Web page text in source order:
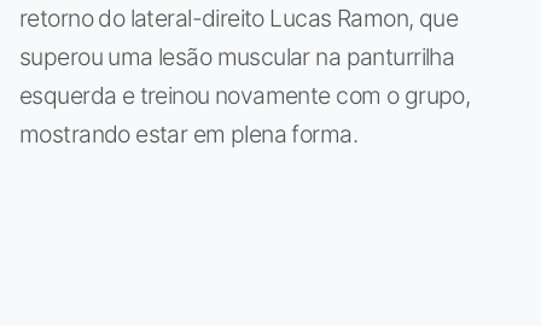
retorno do lateral-direito Lucas Ramon, que
superou uma lesão muscular na panturrilha
esquerda e treinou novamente com o grupo,
mostrando estar em plena forma.